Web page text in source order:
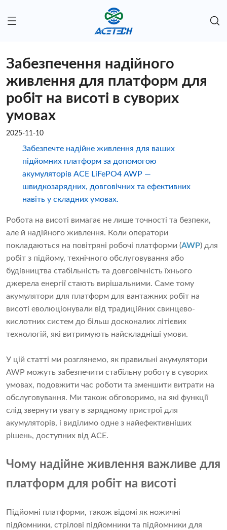
Забезпечення надійного
живлення для платформ для
робіт на висоті в суворих
умовах
2025-11-10
Забезпечте надійне живлення для ваших
підйомних платформ за допомогою
акумуляторів ACE LiFePO4 AWP —
швидкозарядних, довговічних та ефективних
навіть у складних умовах.
Робота на висоті вимагає не лише точності та безпеки,
але й надійного живлення. Коли оператори
покладаються на повітряні робочі платформи (AWP) для
робіт з підйому, технічного обслуговування або
будівництва стабільність та довговічність їхнього
джерела енергії стають вирішальними. Саме тому
акумулятори для платформ для вантажних робіт на
висоті еволюціонували від традиційних свинцево-
кислотних систем до більш досконалих літієвих
технологій, які витримують найскладніші умови.
У цій статті ми розглянемо, як правильні акумулятори
AWP можуть забезпечити стабільну роботу в суворих
умовах, подовжити час роботи та зменшити витрати на
обслуговування. Ми також обговоримо, на які функції
слід звернути увагу в зарядному пристрої для
акумуляторів, і виділимо одне з найефективніших
рішень, доступних від ACE.
Чому надійне живлення важливе для
платформ для робіт на висоті
Підйомні платформи, також відомі як ножичні
підйомники, стрілові підйомники та підйомники для